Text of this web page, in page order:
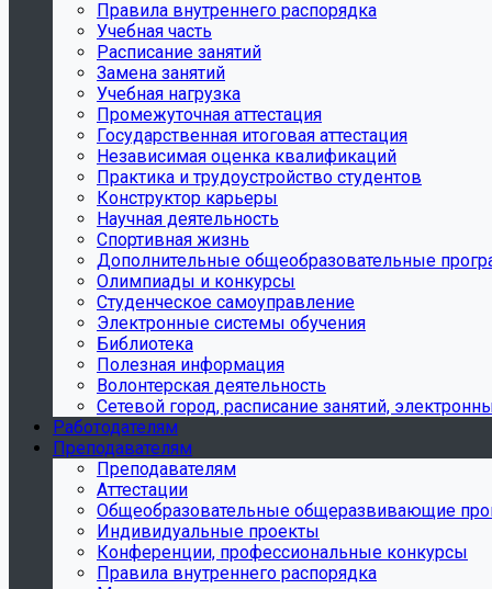
Правила внутреннего распорядка
Учебная часть
Расписание занятий
Замена занятий
Учебная нагрузка
Промежуточная аттестация
Государственная итоговая аттестация
Независимая оценка квалификаций
Практика и трудоустройство студентов
Конструктор карьеры
Научная деятельность
Спортивная жизнь
Дополнительные общеобразовательные
Олимпиады и конкурсы
Студенческое самоуправление
Электронные системы обучения
Библиотека
Полезная информация
Волонтерская деятельность
Сетевой город, расписание занятий,
Работодателям
Преподавателям
Преподавателям
Аттестации
Общеобразовательные общеразвивающие
Индивидуальные проекты
Конференции, профессиональные конкурсы
Правила внутреннего распорядка